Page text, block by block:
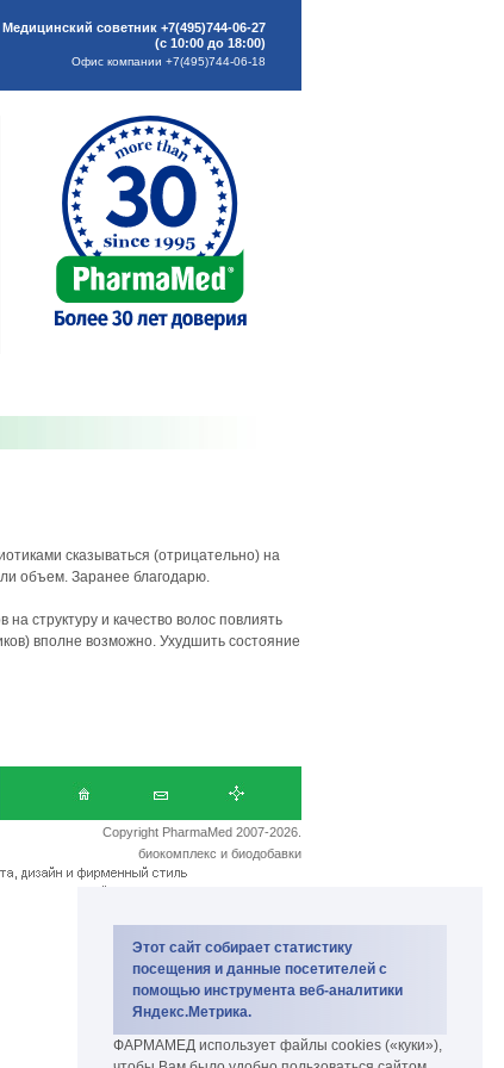
Этот сайт собирает статистику
посещения и данные посетителей с
помощью инструмента веб-аналитики
Яндекс.Метрика.
ФАРМАМЕД использует файлы cookies («куки»),
Медицинский советник +7(495)744-06-27
(с 10:00 до 18:00)
Офис компании +7(495)744-06-18
сказываться (отрицательно) на
объем. Заранее благодарю.
структуру и качество волос повлиять
вполне возможно. Ухудшить состояние
Copyright PharmaMed 2007-2026.
биокомплекс и биодобавки